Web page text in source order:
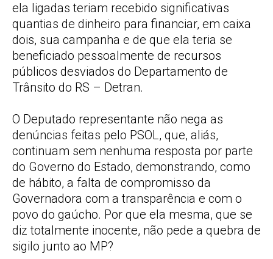
ela ligadas teriam recebido significativas
quantias de dinheiro para financiar, em caixa
dois, sua campanha e de que ela teria se
beneficiado pessoalmente de recursos
públicos desviados do Departamento de
Trânsito do RS – Detran.
O Deputado representante não nega as
denúncias feitas pelo PSOL, que, aliás,
continuam sem nenhuma resposta por parte
do Governo do Estado, demonstrando, como
de hábito, a falta de compromisso da
Governadora com a transparência e com o
povo do gaúcho. Por que ela mesma, que se
diz totalmente inocente, não pede a quebra de
sigilo junto ao MP?